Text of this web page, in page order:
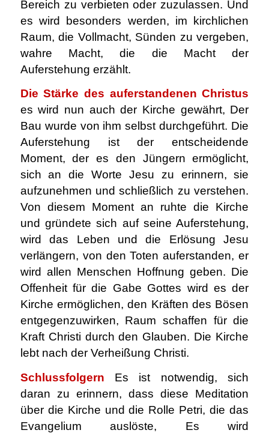
Bereich zu verbieten oder zuzulassen. Und
es wird besonders werden, im kirchlichen
Raum, die Vollmacht, Sünden zu vergeben,
wahre Macht, die die Macht der
Auferstehung erzählt.
Die Stärke des auferstandenen Christus
es wird nun auch der Kirche gewährt, Der
Bau wurde von ihm selbst durchgeführt. Die
Auferstehung ist der entscheidende
Moment, der es den Jüngern ermöglicht,
sich an die Worte Jesu zu erinnern, sie
aufzunehmen und schließlich zu verstehen.
Von diesem Moment an ruhte die Kirche
und gründete sich auf seine Auferstehung,
wird das Leben und die Erlösung Jesu
verlängern, von den Toten auferstanden, er
wird allen Menschen Hoffnung geben. Die
Offenheit für die Gabe Gottes wird es der
Kirche ermöglichen, den Kräften des Bösen
entgegenzuwirken, Raum schaffen für die
Kraft Christi durch den Glauben. Die Kirche
lebt nach der Verheißung Christi.
Schlussfolgern
Es ist notwendig, sich
daran zu erinnern, dass diese Meditation
über die Kirche und die Rolle Petri, die das
Evangelium auslöste, Es wird